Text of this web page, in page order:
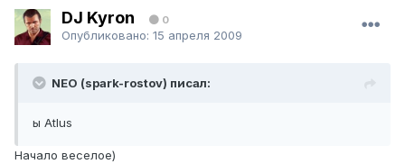
DJ Kyron 0
Опубликовано: 15 апреля 2009
NEO (spark-rostov) писал:
ы Atlus
Начало веселое)